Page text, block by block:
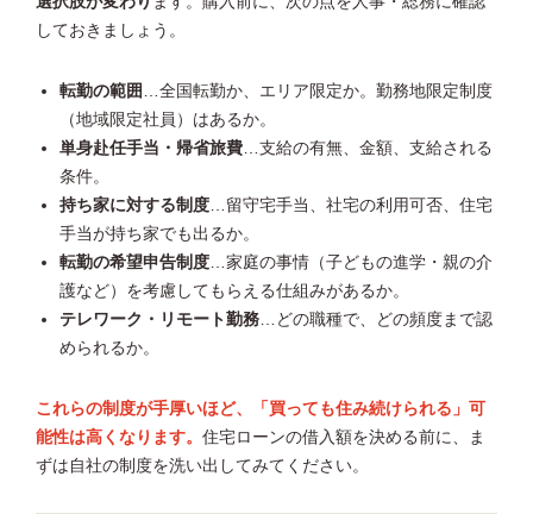
しておきましょう。
転勤の範囲 …全国転勤か、エリア限定か。勤務地限定制度
（地域限定社員）はあるか。
単身赴任手当・帰省旅費…支給の有無、金額、支給される
条件。
持ち家に対する制度…留守宅手当、社宅の利用可否、住宅
手当が持ち家でも出るか。
転勤の希望申告制度…家庭の事情（子どもの進学・親の介
護など）を考慮してもらえる仕組みがあるか。
テレワーク・リモート勤務…どの職種で、どの頻度まで認
められるか。
これらの制度が手厚いほど、「買っても住み続けられる」可
能性は高くなります。 住宅ローンの借入額を決める前に、ま
ずは自社の制度を洗い出してみてください。